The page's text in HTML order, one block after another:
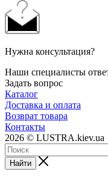
Нужна консультация?
Наши специалисты
Задать вопрос
Каталог
Доставка и оплата
Возврат товара
Контакты
2026 © LUSTRA.kiev.ua
Найти